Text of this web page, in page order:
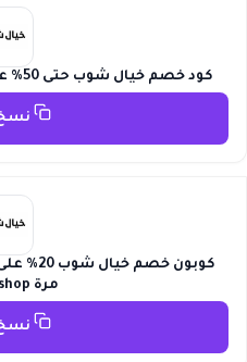
كود خصم خيال شوب حتى 50% على كافة المنتجات khayal shop
نسخ
كوبون
مرة khayal shop
نسخ